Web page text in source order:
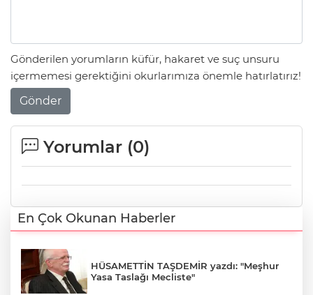
Gönderilen yorumların küfür, hakaret ve suç unsuru
içermemesi gerektiğini okurlarımıza önemle hatırlatırız!
Gönder
Yorumlar (0)
En Çok Okunan Haberler
HÜSAMETTİN TAŞDEMİR yazdı: "Meşhur
Yasa Taslağı Mecliste"